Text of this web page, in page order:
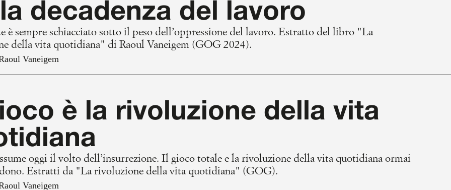
decadenza del lavoro
è sempre schiacciato sotto il peso dell’oppressione del lavoro. Estratto del libro "La
della vita quotidiana" di Raoul Vaneigem (GOG 2024).
Vaneigem
è la rivoluzione della vita
oggi il volto dell’insurrezione. Il gioco totale e la rivoluzione della vita quotidiana ormai
Estratti da "La rivoluzione della vita quotidiana" (GOG).
Vaneigem